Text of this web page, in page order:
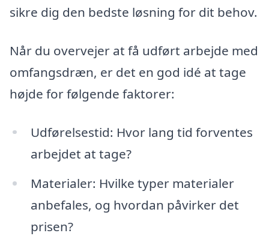
sikre dig den bedste løsning for dit behov.
Når du overvejer at få udført arbejde med
omfangsdræn, er det en god idé at tage
højde for følgende faktorer:
Udførelsestid: Hvor lang tid forventes
arbejdet at tage?
Materialer: Hvilke typer materialer
anbefales, og hvordan påvirker det
prisen?